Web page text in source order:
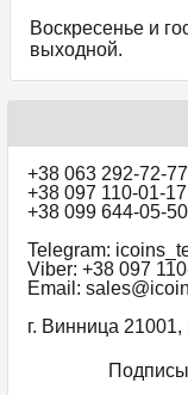
Воскресенье и
выходной.
+38 063 292-72-77
+38 097 110-01-
+38 099 644-05-
Telegram:
Viber: +38 097
Email:
г. Винница